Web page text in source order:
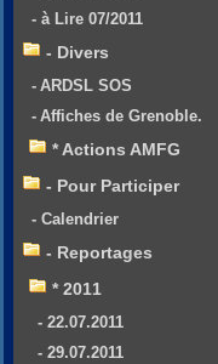
- à Lire 07/2011
- Divers
- ARDSL SOS
- Affiches de Grenoble.
* Actions AMFG
- Pour Participer
- Calendrier
- Reportages
* 2011
- 22.07.2011
- 29.07.2011